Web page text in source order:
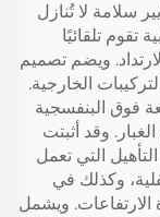
سلامة لا تُنازل
تقوم تلقائيًا
ويضم تصميم
الخارجية.
فوق البنفسجية
وقد أثبتت
التي تعمل
وكذلك في
الارتفاعات. ويشمل